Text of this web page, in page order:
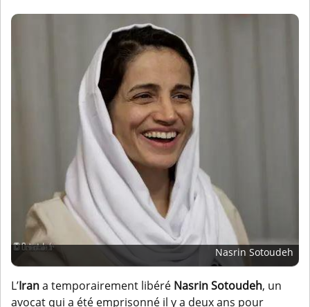
Nasrin Sotoudeh
L’Irana temporairement libéré Nasrin Sotoudeh, un
avocat qui a été emprisonné il y a deux ans pour